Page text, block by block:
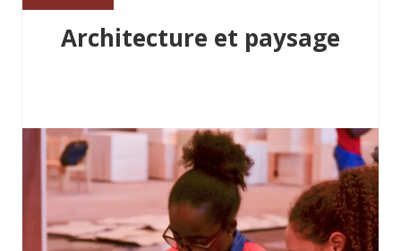
Architecture et paysage